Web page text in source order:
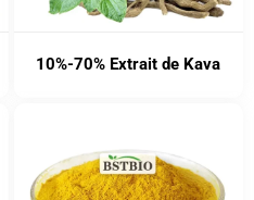
10%-70% Extrait de Kava